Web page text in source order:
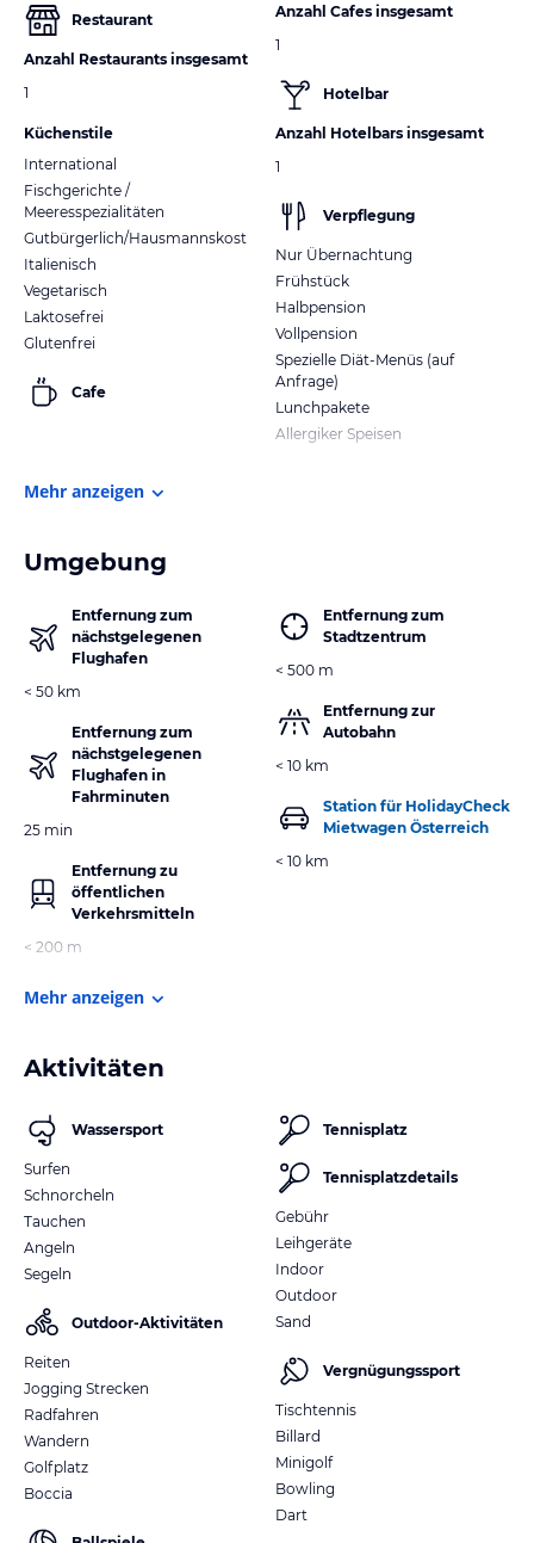
Restaurant
Anzahl Restaurants insgesamt
1
Küchenstile
International
Fischgerichte /
Meeresspezialitäten
Gutbürgerlich/Hausmannskost
Italienisch
Vegetarisch
Laktosefrei
Glutenfrei
Cafe
Anzahl Cafes insgesamt
1
Hotelbar
Anzahl Hotelbars insgesamt
1
Verpflegung
Nur Übernachtung
Frühstück
Halbpension
Vollpension
Spezielle Diät-Menüs (auf
Anfrage)
Lunchpakete
Allergiker Speisen
Mehr anzeigen
Umgebung
Entfernung zum
nächstgelegenen
Flughafen
< 50 km
Entfernung zum
nächstgelegenen
Flughafen in
Fahrminuten
25 min
Entfernung zu
öffentlichen
Verkehrsmitteln
< 200 m
Entfernung zum
Stadtzentrum
< 500 m
Entfernung zur
Autobahn
< 10 km
Station für HolidayCheck
Mietwagen Österreich
< 10 km
Mehr anzeigen
Aktivitäten
Wassersport
Surfen
Schnorcheln
Tauchen
Angeln
Segeln
Outdoor-Aktivitäten
Reiten
Jogging Strecken
Radfahren
Wandern
Golfplatz
Boccia
Tennisplatz
Tennisplatzdetails
Gebühr
Leihgeräte
Indoor
Outdoor
Sand
Vergnügungssport
Tischtennis
Billard
Minigolf
Bowling
Dart